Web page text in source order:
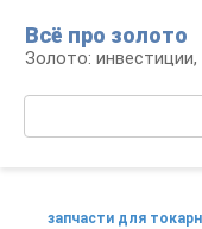
контенту
Всё про золото
Золото:
запчасти для